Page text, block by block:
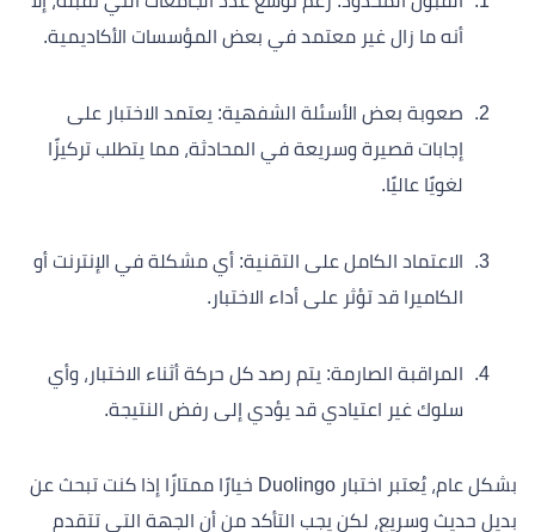
أنه ما زال غير معتمد في بعض المؤسسات الأكاديمية.
صعوبة بعض الأسئلة الشفهية: يعتمد الاختبار على
إجابات قصيرة وسريعة في المحادثة، مما يتطلب تركيزًا
لغويًا عاليًا.
الاعتماد الكامل على التقنية: أي مشكلة في الإنترنت أو
الكاميرا قد تؤثر على أداء الاختبار.
المراقبة الصارمة: يتم رصد كل حركة أثناء الاختبار، وأي
سلوك غير اعتيادي قد يؤدي إلى رفض النتيجة.
بشكل عام، يُعتبر اختبار Duolingo خيارًا ممتازًا إذا كنت تبحث عن
بديل حديث وسريع، لكن يجب التأكد من أن الجهة التي تتقدم